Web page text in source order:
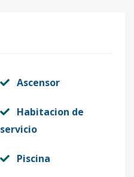
Ascensor
Habitacion de
servicio
Piscina